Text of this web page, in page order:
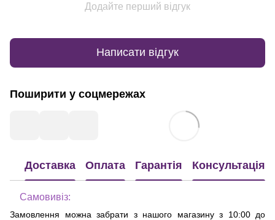
Додайте перший відгук
Написати відгук
Поширити у соцмережах
Доставка Оплата Гарантія Консультація
Самовивіз:
Замовлення можна забрати з нашого магазину з 10:00 до